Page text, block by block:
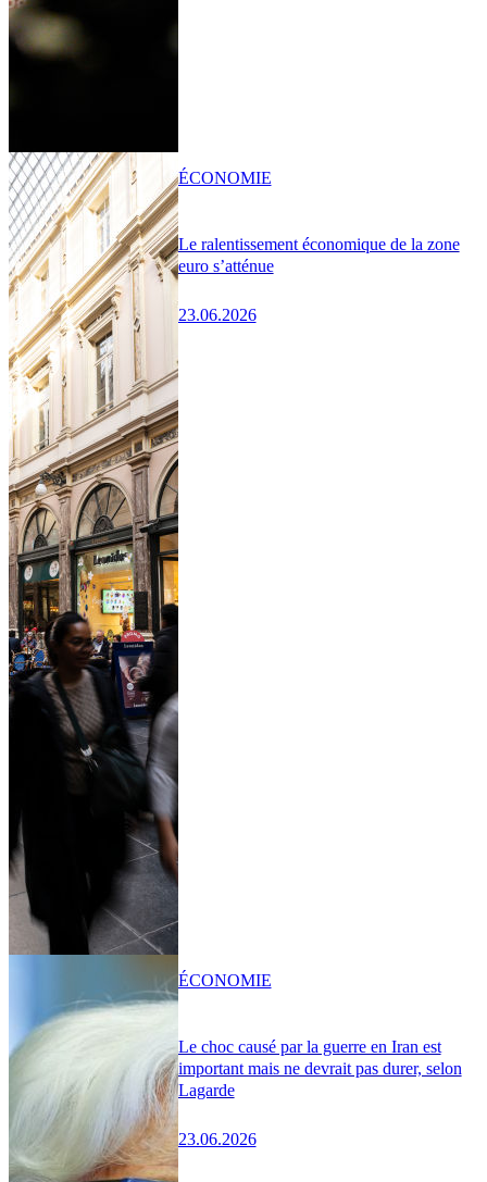
Le ralentissement économique de la zone
euro s’atténue
23.06.2026
ÉCONOMIE
Le choc causé par la guerre en Iran est
important mais ne devrait pas durer, selon
Lagarde
23.06.2026
ÉCONOMIE